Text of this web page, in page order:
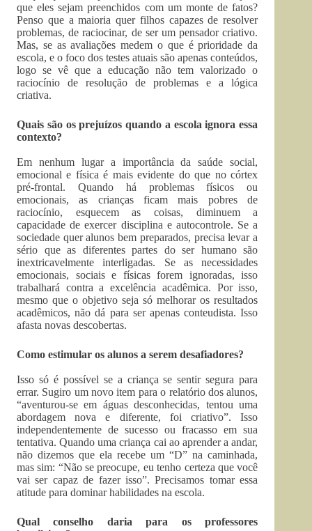
que eles sejam preenchidos com um monte de fatos?
Penso que a maioria quer filhos capazes de resolver
problemas, de raciocinar, de ser um pensador criativo.
Mas, se as avaliações medem o que é prioridade da
escola, e o foco dos testes atuais são apenas conteúdos,
logo se vê que a educação não tem valorizado o
raciocínio de resolução de problemas e a lógica
criativa.
Quais são os prejuízos quando a escola ignora essa
contexto?
Em nenhum lugar a importância da saúde social,
emocional e física é mais evidente do que no córtex
pré-frontal. Quando há problemas físicos ou
emocionais, as crianças ficam mais pobres de
raciocínio, esquecem as coisas, diminuem a
capacidade de exercer disciplina e autocontrole. Se a
sociedade quer alunos bem preparados, precisa levar a
sério que as diferentes partes do ser humano são
inextricavelmente interligadas. Se as necessidades
emocionais, sociais e físicas forem ignoradas, isso
trabalhará contra a excelência acadêmica. Por isso,
mesmo que o objetivo seja só melhorar os resultados
acadêmicos, não dá para ser apenas conteudista. Isso
afasta novas descobertas.
Como estimular os alunos a serem desafiadores?
Isso só é possível se a criança se sentir segura para
errar. Sugiro um novo item para o relatório dos alunos,
“aventurou-se em águas desconhecidas, tentou uma
abordagem nova e diferente, foi criativo”. Isso
independentemente de sucesso ou fracasso em sua
tentativa. Quando uma criança cai ao aprender a andar,
não dizemos que ela recebe um “D” na caminhada,
mas sim: “Não se preocupe, eu tenho certeza que você
vai ser capaz de fazer isso”. Precisamos tomar essa
atitude para dominar habilidades na escola.
Qual conselho daria para os professores